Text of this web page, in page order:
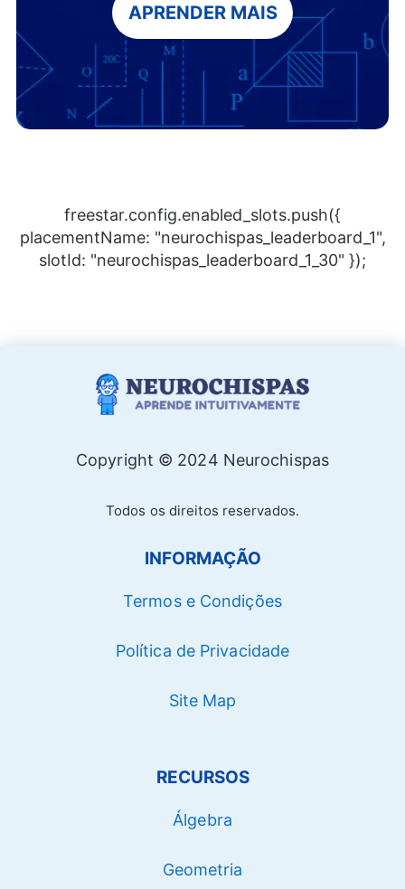
APRENDER MAIS
freestar.config.enabled_slots.push({
placementName: "neurochispas_leaderboard_1",
slotId: "neurochispas_leaderboard_1_30" });
Copyright © 2024 Neurochispas
Todos os direitos reservados.
INFORMAÇÃO
Termos e Condições
Política de Privacidade
Site Map
RECURSOS
Álgebra
Geometria